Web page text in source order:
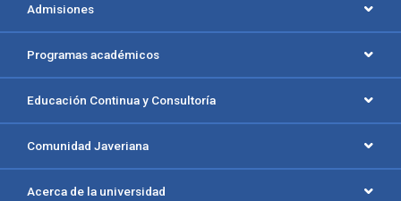
Admisiones
Programas académicos
Educación Continua y Consultoría
Comunidad Javeriana
Acerca de la universidad